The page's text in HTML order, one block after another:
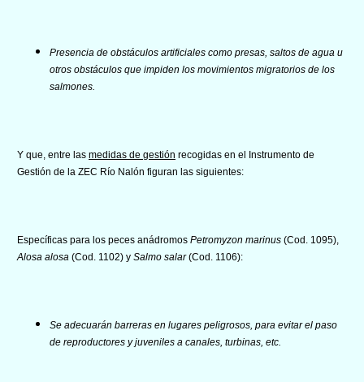
Presencia de obstáculos artificiales como presas, saltos de agua u
otros obstáculos que impiden los movimientos migratorios de los
salmones.
Y que, entre las medidas de gestión recogidas en el Instrumento de
Gestión de la ZEC Río Nalón figuran las siguientes:
Específicas para los peces anádromos Petromyzon marinus (Cod. 1095),
Alosa alosa (Cod. 1102) y Salmo salar(Cod. 1106):
Se adecuarán barreras en lugares peligrosos, para evitar el paso
de reproductores y juveniles a canales, turbinas, etc.